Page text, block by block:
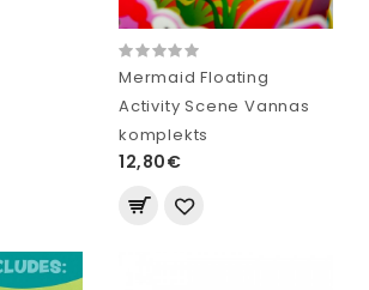
Mermaid Floating
Activity Scene Vannas
komplekts
12,80€